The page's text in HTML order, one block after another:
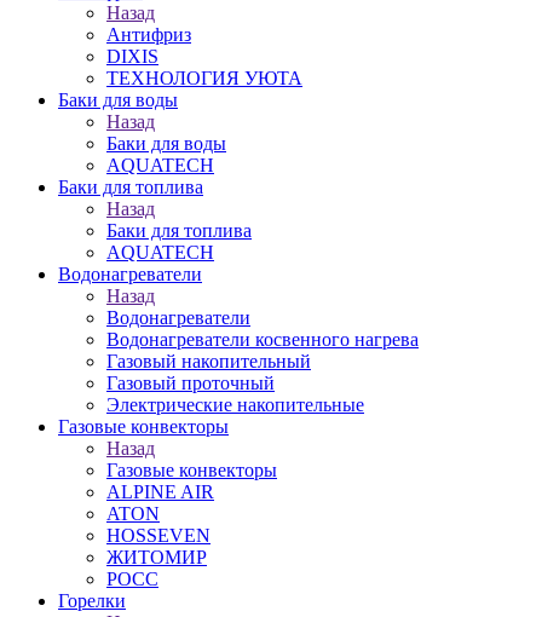
Назад
Антифриз
DIXIS
ТЕХНОЛОГИЯ УЮТА
Баки для воды
Назад
Баки для воды
AQUATECH
Баки для топлива
Назад
Баки для топлива
AQUATECH
Водонагреватели
Назад
Водонагреватели
Водонагреватели косвенного нагрева
Газовый накопительный
Газовый проточный
Электрические накопительные
Газовые конвекторы
Назад
Газовые конвекторы
ALPINE AIR
ATON
HOSSEVEN
ЖИТОМИР
РОСС
Горелки